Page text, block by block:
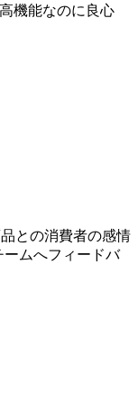
機能なのに良心
との消費者の感情
ムへフィードバ